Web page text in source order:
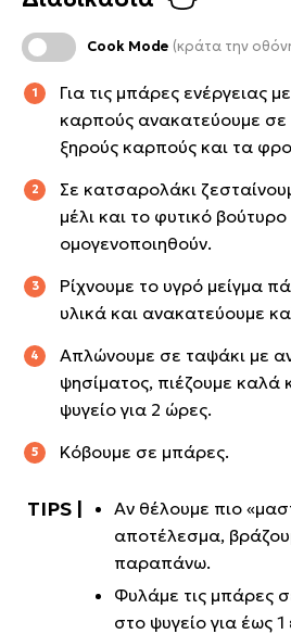
Cook Mode (κράτα την
Για τις μπάρες ενέργειας
καρπούς ανακατεύουμε
ξηρούς καρπούς και τα
Σε κατσαρολάκι
μέλι και το φυτικό
ομογενοποιηθούν.
Ρίχνουμε το υγρό μείγμα
υλικά και ανακατεύουμε
Απλώνουμε σε ταψάκι με
ψησίματος, πιέζουμε καλά
ψυγείο για 2 ώρες.
Κόβουμε σε μπάρες.
Αν θέλουμε πιο
αποτέλεσμα,
παραπάνω.
Φυλάμε τις μπάρες
στο ψυγείο για έως